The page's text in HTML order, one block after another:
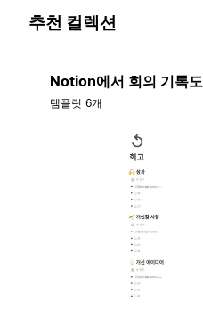
추천 컬렉션
Notion에서 회의 기록
템플릿 6개